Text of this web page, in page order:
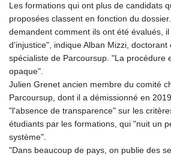
Les formations qui ont plus de candidats
proposées classent en fonction du
demandent comment ils ont été évalués,
d'injustice", indique Alban Mizzi, doctorant
spécialiste de Parcoursup. "La procédure
opaque".
Julien Grenet ancien membre du comité
Parcoursup, dont il a démissionné en
"l'absence de transparence" sur les
étudiants par les formations, qui "nuit un
système".
"Dans beaucoup de pays, on publie des